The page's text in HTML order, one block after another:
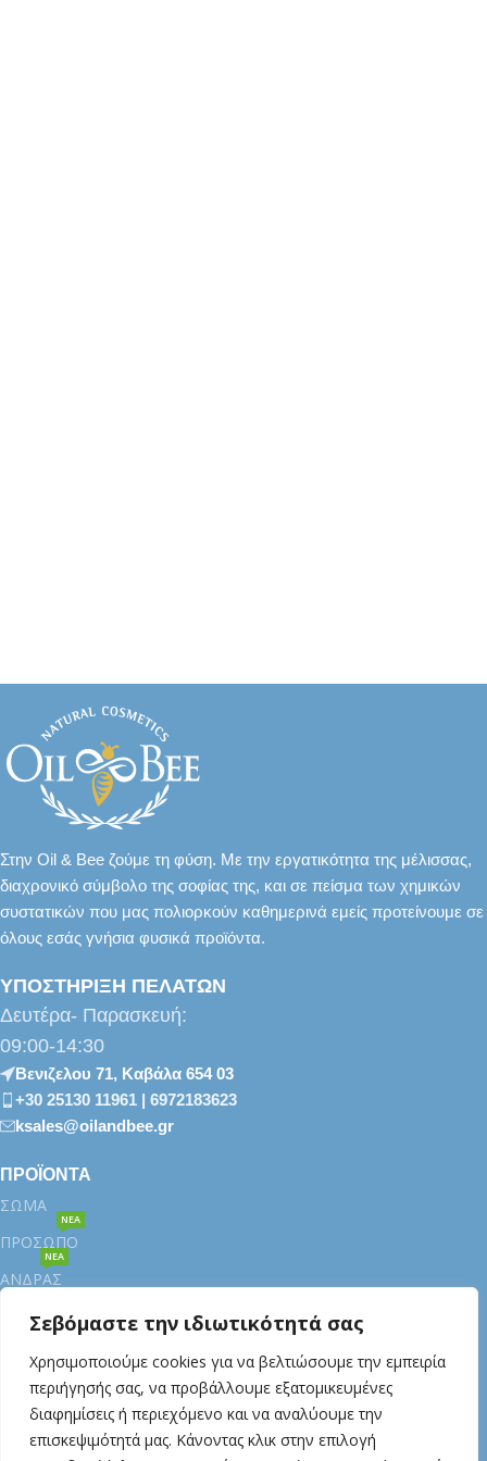
Σεβόμαστε την ιδιωτικότητά σας
Χρησιμοποιούμε cookies για να βελτιώσουμε την εμπειρία
περιήγησής σας, να προβάλλουμε εξατομικευμένες
διαφημίσεις ή περιεχόμενο και να αναλύουμε την
επισκεψιμότητά μας. Κάνοντας κλικ στην επιλογή
Στην Oil & Bee ζούμε τη φύση. Με την εργατικότητα της μέλισσας,
διαχρονικό σύμβολο της σοφίας της, και σε πείσμα των χημικών
συστατικών που μας πολιορκούν καθημερινά εμείς προτείνουμε σε
όλους εσάς γνήσια φυσικά προϊόντα.
ΥΠΟΣΤΗΡΙΞΗ ΠΕΛΑΤΩΝ
Δευτέρα- Παρασκευή:
09:00-14:30
Βενιζελου 71, Καβάλα 654 03
+30 25130 11961 | 6972183623
ksales@oilandbee.gr
ΠΡΟΪΟΝΤΑ
ΣΩΜΑ
ΠΡΟΣΩΠΟ
ΝΕΑ
ΑΝΔΡΑΣ
ΝΕΑ
ΕΛΑΙΑ
ΣΑΠΟΥΝΙΑ
LIP BALM
ΝΕΑ